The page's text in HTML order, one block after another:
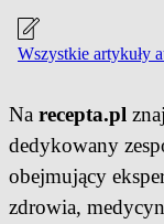
Wszystkie artykuły
Na recepta.pl
dedykowany
obejmujący
zdrowia,